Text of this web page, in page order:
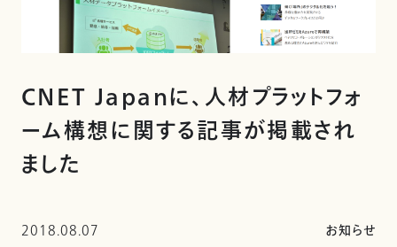
CNET Japanに、人材プラットフォ
ーム構想に関する記事が掲載され
ました
2018.08.07 お知らせ